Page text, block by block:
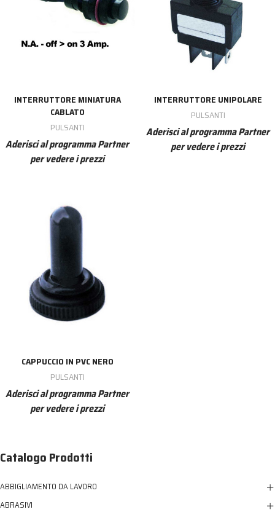
INTERRUTTORE MINIATURA
CABLATO
PULSANTI
Aderisci al programma Partner
per vedere i prezzi
INTERRUTTORE UNIPOLARE
PULSANTI
Aderisci al programma Partner
per vedere i prezzi
CAPPUCCIO IN PVC NERO
PULSANTI
Aderisci al programma Partner
per vedere i prezzi
Catalogo Prodotti
ABBIGLIAMENTO DA LAVORO
ABRASIVI